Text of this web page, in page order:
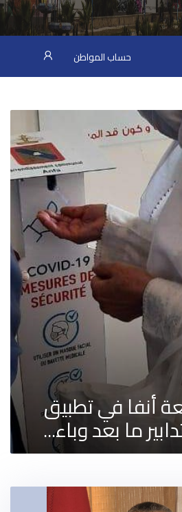
حساب المواطن
أنفا في تطبيق
ما بعد وباء...